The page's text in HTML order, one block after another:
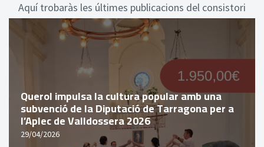
Aquí trobaràs les últimes publicacions del consistori
Querol impulsa la cultura popular amb una
subvenció de la Diputació de Tarragona per a
l’Aplec de Valldossera 2026
29/04/2026